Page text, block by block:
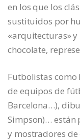
en los que los
sustituidos por
«arquitecturas»
chocolate,
Futbolistas como
de equipos de
Barcelona…),
Simpson)… están
y mostradores